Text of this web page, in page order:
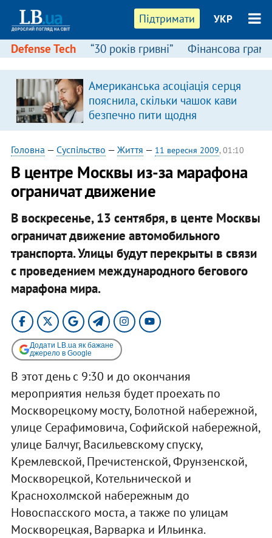
Підтримати УКР
Defense Tech “30 років гривні” Фінансова
Американська асоціація серця
пояснила, скільки чашок кави
безпечно пити щодня
Головна — Суспільство — Життя — 11 вересня 2009, 01:10
В центре Москвы из-за марафона
ограничат движение
В воскресенье, 13 сентября, в центе Москвы
ограничат движение автомобильного
транспорта. Улицы будут перекрыты в связи
с проведением международного бегового
марафона мира.
Додати LB.ua як бажане
джерело в Google
В этот день с 9:30 и до окончания
мероприятия нельзя будет проехать по
Москворецкому мосту, Болотной набережной,
улице Серафимовича, Софийской набережной,
улице Балчуг, Васильевскому спуску,
Кремлевской, Пречистенской, Фрунзенской,
Москворецкой, Котельнической и
Краснохолмской набережным до
Новоспасского моста, а также по улицам
Москворецкая, Варварка и Ильинка.